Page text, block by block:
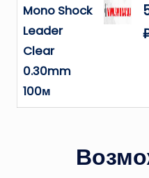
Mono Shock
Leader
Clear
0.30mm
100м